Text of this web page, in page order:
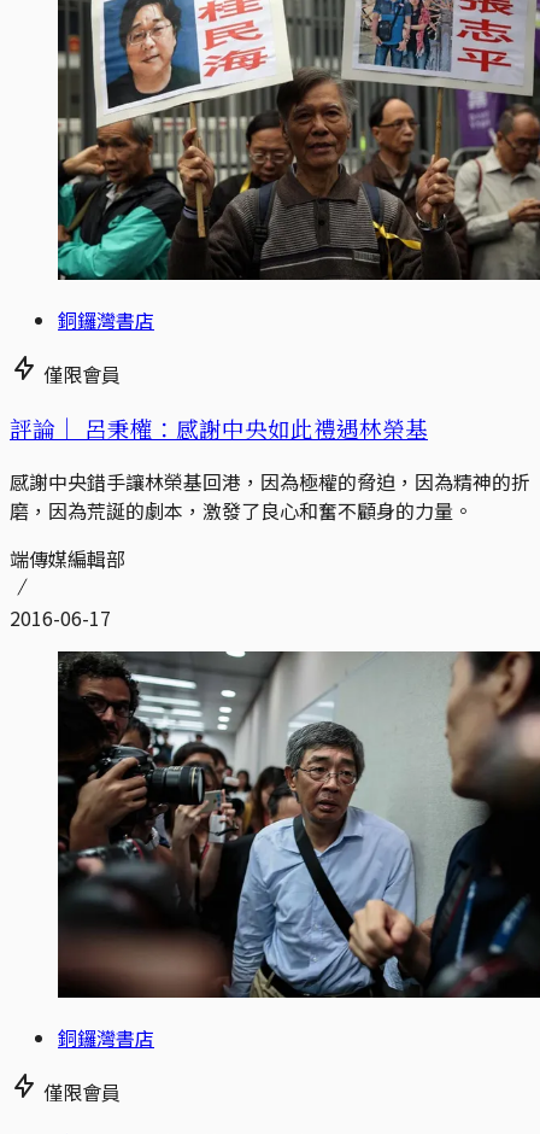
銅鑼灣書店
僅限會員
評論｜ 呂秉權：感謝中央如此禮遇林榮基
感謝中央錯手讓林榮基回港，因為極權的脅迫，因為精神的折
磨，因為荒誕的劇本，激發了良心和奮不顧身的力量。
端傳媒編輯部
2016-06-17
銅鑼灣書店
僅限會員